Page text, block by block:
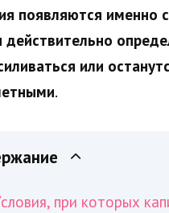
появляются именно
или
.
при которых